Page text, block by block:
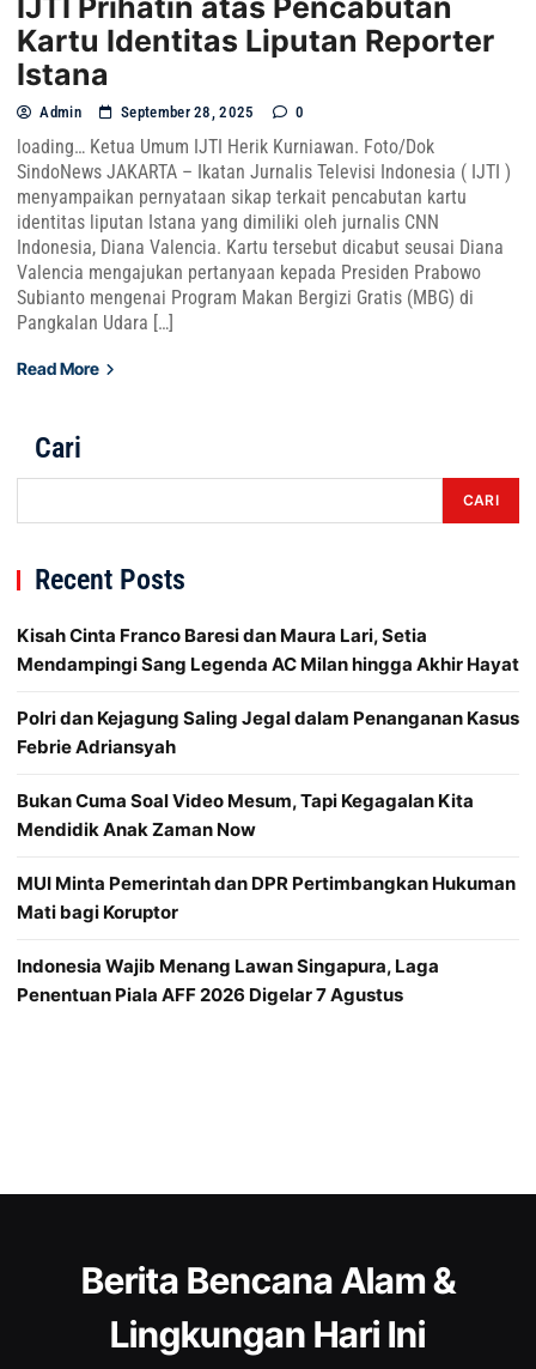
IJTI Prihatin atas Pencabutan
Kartu Identitas Liputan Reporter
Istana
Admin September 28, 2025 0
loading… Ketua Umum IJTI Herik Kurniawan. Foto/Dok
SindoNews JAKARTA – Ikatan Jurnalis Televisi Indonesia ( IJTI )
menyampaikan pernyataan sikap terkait pencabutan kartu
identitas liputan Istana yang dimiliki oleh jurnalis CNN
Indonesia, Diana Valencia. Kartu tersebut dicabut seusai Diana
Valencia mengajukan pertanyaan kepada Presiden Prabowo
Subianto mengenai Program Makan Bergizi Gratis (MBG) di
Pangkalan Udara […]
Read More
Cari
CARI
Recent Posts
Kisah Cinta Franco Baresi dan Maura Lari, Setia
Mendampingi Sang Legenda AC Milan hingga Akhir Hayat
Polri dan Kejagung Saling Jegal dalam Penanganan Kasus
Febrie Adriansyah
Bukan Cuma Soal Video Mesum, Tapi Kegagalan Kita
Mendidik Anak Zaman Now
MUI Minta Pemerintah dan DPR Pertimbangkan Hukuman
Mati bagi Koruptor
Indonesia Wajib Menang Lawan Singapura, Laga
Penentuan Piala AFF 2026 Digelar 7 Agustus
Berita Bencana Alam &
Lingkungan Hari Ini